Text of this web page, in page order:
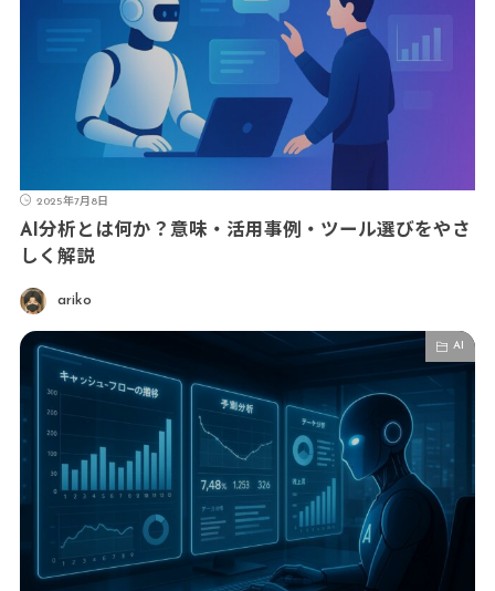
2025年7月8日
AI分析とは何か？意味・活用事例・ツール選びをやさ
しく解説
ariko
AI